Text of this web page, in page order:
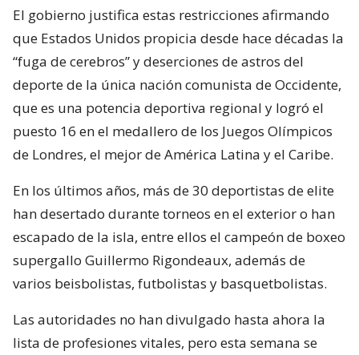
El gobierno justifica estas restricciones afirmando
que Estados Unidos propicia desde hace décadas la
“fuga de cerebros” y deserciones de astros del
deporte de la única nación comunista de Occidente,
que es una potencia deportiva regional y logró el
puesto 16 en el medallero de los Juegos Olímpicos
de Londres, el mejor de América Latina y el Caribe.
En los últimos años, más de 30 deportistas de elite
han desertado durante torneos en el exterior o han
escapado de la isla, entre ellos el campeón de boxeo
supergallo Guillermo Rigondeaux, además de
varios beisbolistas, futbolistas y basquetbolistas.
Las autoridades no han divulgado hasta ahora la
lista de profesiones vitales, pero esta semana se